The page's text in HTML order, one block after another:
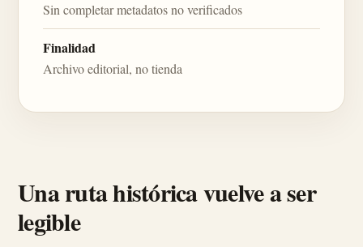
Sin completar metadatos no verificados
Finalidad
Archivo editorial, no tienda
Una ruta histórica vuelve a ser
legible